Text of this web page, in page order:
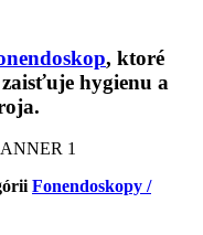
, ktoré
hygienu a
Fonendoskopy /